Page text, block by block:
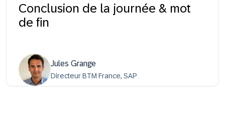
Conclusion de la journée & mot
de fin
Jules Grange
Directeur BTM France, SAP